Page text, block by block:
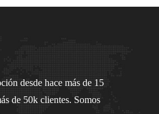
desde hace más de 15
de 50k clientes. Somos